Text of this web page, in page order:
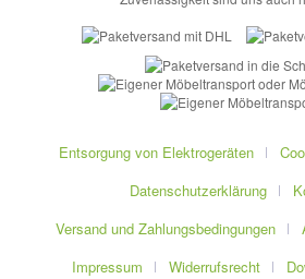
Entsorgung von Elektrogeräten
Datenschutzerklärung
Versand und Zahlungsbedingungen
Impressum
Widerrufsrecht